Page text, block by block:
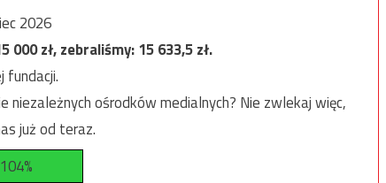
2026
000zł, zebraliśmy:15 633,5zł.
fundacji.
ośrodków medialnych? Nie zwlekaj więc,
już od teraz.
104%